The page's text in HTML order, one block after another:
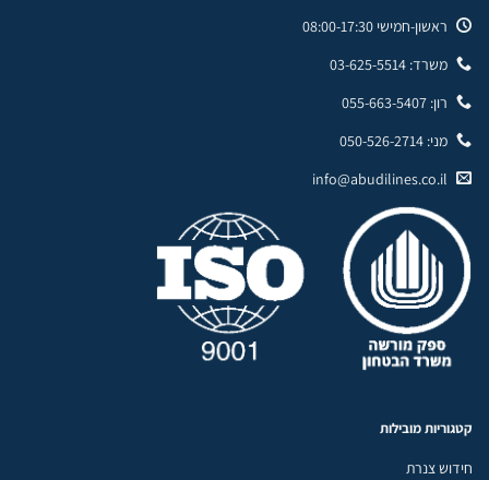
ראשון-חמישי 08:00-17:30
משרד: 03-625-5514
רון: 055-663-5407
מני: 050-526-2714
info@abudilines.co.il
קטגוריות מובילות
חידוש צנרת